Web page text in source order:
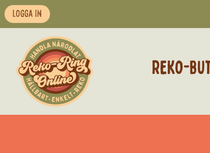
LOGGA IN
REKO-